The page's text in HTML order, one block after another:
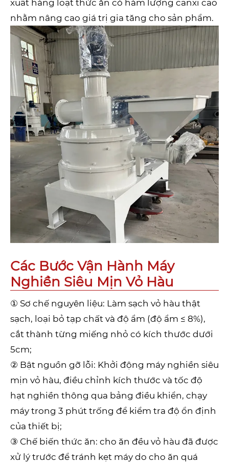
xuất hàng loạt thức ăn có hàm lượng canxi cao
nhằm nâng cao giá trị gia tăng cho sản phẩm.
Các Bước Vận Hành Máy
Nghiền Siêu Mịn Vỏ Hàu
① Sơ chế nguyên liệu: Làm sạch vỏ hàu thật
sạch, loại bỏ tạp chất và độ ẩm (độ ẩm ≤ 8%),
cắt thành từng miếng nhỏ có kích thước dưới
5cm;
② Bật nguồn gỡ lỗi: Khởi động máy nghiền siêu
mịn vỏ hàu, điều chỉnh kích thước và tốc độ
hạt nghiền thông qua bảng điều khiển, chạy
máy trong 3 phút trống để kiểm tra độ ổn định
của thiết bị;
③ Chế biến thức ăn: cho ăn đều vỏ hàu đã được
xử lý trước để tránh kẹt máy do cho ăn quá